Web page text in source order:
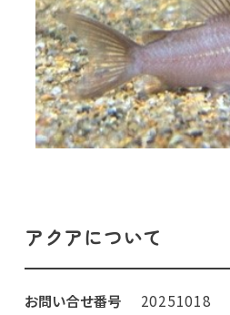
アクアについて
お問い合せ番号
20251018